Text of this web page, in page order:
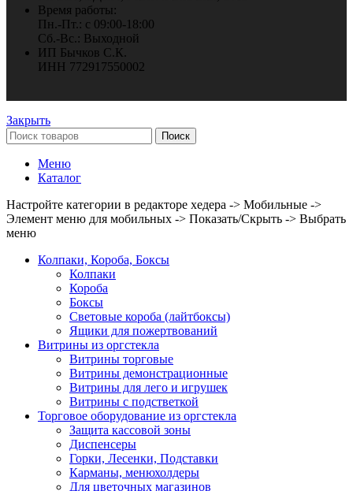
Время работы:
Пн.-Пт.: с 09:00-18:00
Сб.-Вс.: Выходной
ИП Бычков С.К.
ИНН 772917550002
Закрыть
Поиск
Меню
Каталог
Настройте категории в редакторе хедера -> Мобильные ->
Элемент меню для мобильных -> Показать/Скрыть -> Выбрать
меню
Колпаки, Короба, Боксы
Колпаки
Короба
Боксы
Световые короба (лайтбоксы)
Ящики для пожертвований
Витрины из оргстекла
Витрины торговые
Витрины демонстрационные
Витрины для лего и игрушек
Витрины с подстветкой
Торговое оборудование из оргстекла
Защита кассовой зоны
Диспенсеры
Горки, Лесенки, Подставки
Карманы, менюхолдеры
Для цветочных магазинов